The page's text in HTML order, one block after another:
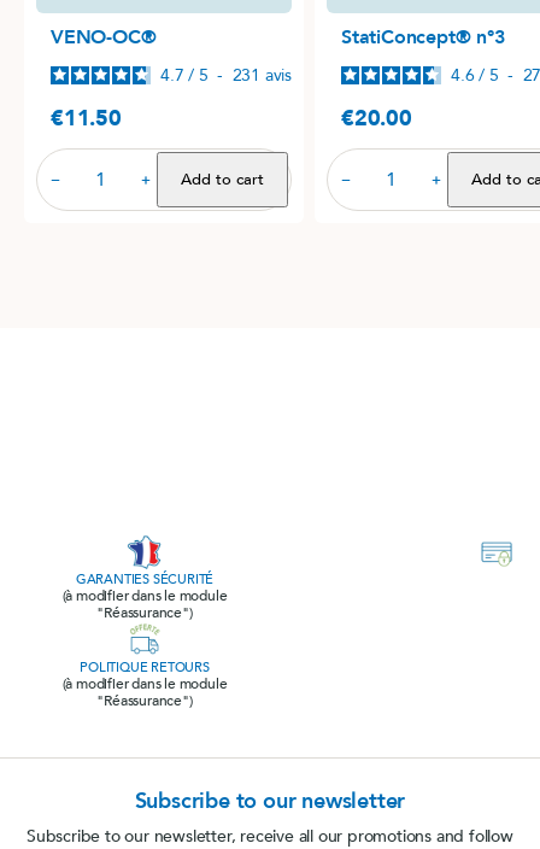
VENO-OC®
4.7 / 5 - 231 avis
Price
€11.50
− + Add to cart
StatiConcept® n°3
4.6 / 5 -
Price
€20.00
− + Add to
GARANTIES SÉCURITÉ
(à modifier dans le module
"Réassurance")
POLITIQUE RETOURS
(à modifier dans le module
"Réassurance")
Subscribe to our newsletter
Subscribe to our newsletter, receive all our promotions and follow